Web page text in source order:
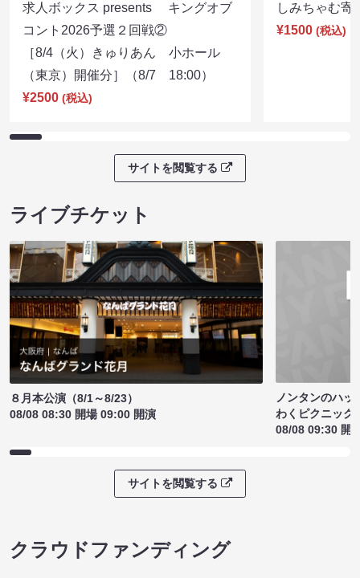
求人ボックス presents キングオブ
コント2026予選２回戦②
［8/4（火）きゅりあん 小ホール
（東京）開催分］（8/7 18:00）
¥2500 (税込)
しみちゃむ
¥1500 (税込)
サイトを閲覧する
ライブチケット
８月本公演（8/1～8/23）
08/08 08:30 開場 09:00 開演
ノンタンのハッ
わくピクニック
08/08 09:30 開
サイトを閲覧する
クラウドファンディング